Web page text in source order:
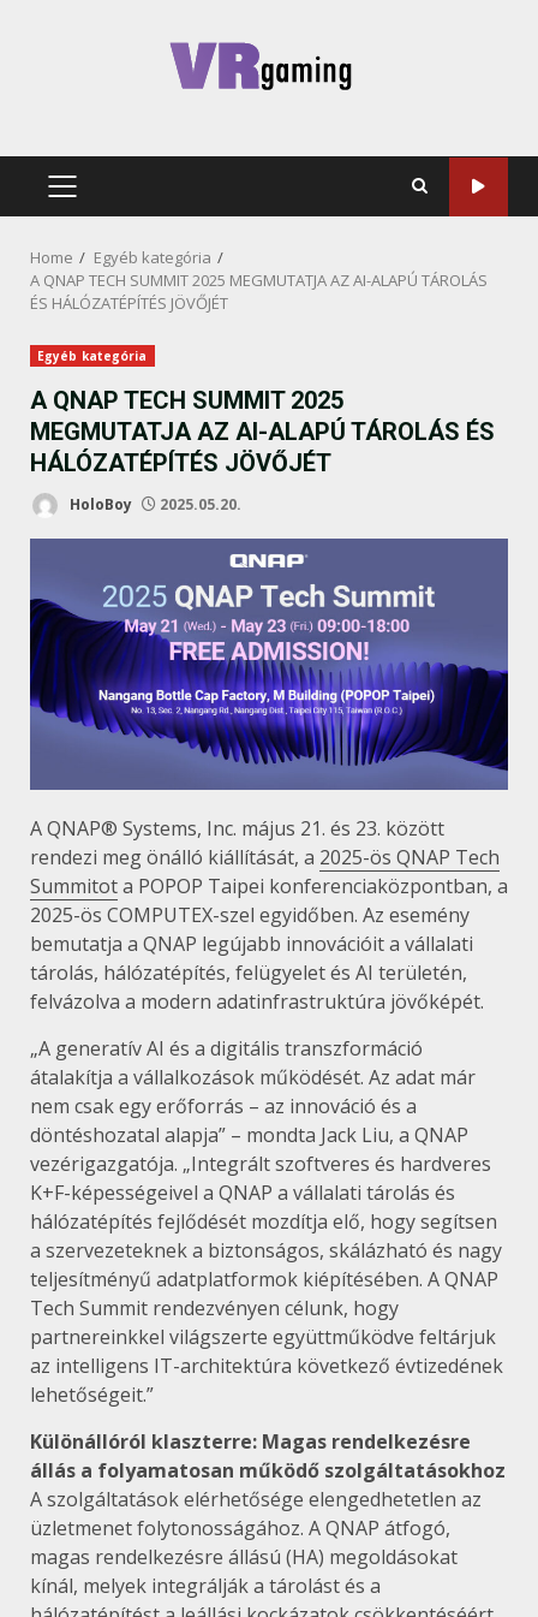
PRIMARY
Home
Egyéb kategória
A QNAP TECH SUMMIT 2025 MEGMUTATJA AZ AI-ALAPÚ TÁROLÁS
ÉS HÁLÓZATÉPÍTÉS JÖVŐJÉT
Egyéb kategória
A QNAP TECH SUMMIT 2025
MEGMUTATJA AZ AI-ALAPÚ TÁROLÁS ÉS
HÁLÓZATÉPÍTÉS JÖVŐJÉT
HoloBoy 2025.05.20.
A QNAP® Systems, Inc. május 21. és 23. között
rendezi meg önálló kiállítását, a 2025-ös QNAP Tech
Summitota POPOP Taipei konferenciaközpontban, a
2025-ös COMPUTEX-szel egyidőben. Az esemény
bemutatja a QNAP legújabb innovációit a vállalati
tárolás, hálózatépítés, felügyelet és AI területén,
felvázolva a modern adatinfrastruktúra jövőképét.
„A generatív AI és a digitális transzformáció
átalakítja a vállalkozások működését. Az adat már
nem csak egy erőforrás – az innováció és a
döntéshozatal alapja” – mondta Jack Liu, a QNAP
vezérigazgatója. „Integrált szoftveres és hardveres
K+F-képességeivel a QNAP a vállalati tárolás és
hálózatépítés fejlődését mozdítja elő, hogy segítsen
a szervezeteknek a biztonságos, skálázható és nagy
teljesítményű adatplatformok kiépítésében. A QNAP
Tech Summit rendezvényen célunk, hogy
partnereinkkel világszerte együttműködve feltárjuk
az intelligens IT-architektúra következő évtizedének
lehetőségeit.”
Különállóról klaszterre: Magas rendelkezésre
állás a folyamatosan működő szolgáltatásokhoz
A szolgáltatások elérhetősége elengedhetetlen az
üzletmenet folytonosságához. A QNAP átfogó,
magas rendelkezésre állású (HA) megoldásokat
kínál, melyek integrálják a tárolást és a